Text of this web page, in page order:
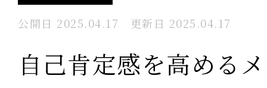
公開日 2025.04.17 更新日 2025.04.17
自己肯定感を高める